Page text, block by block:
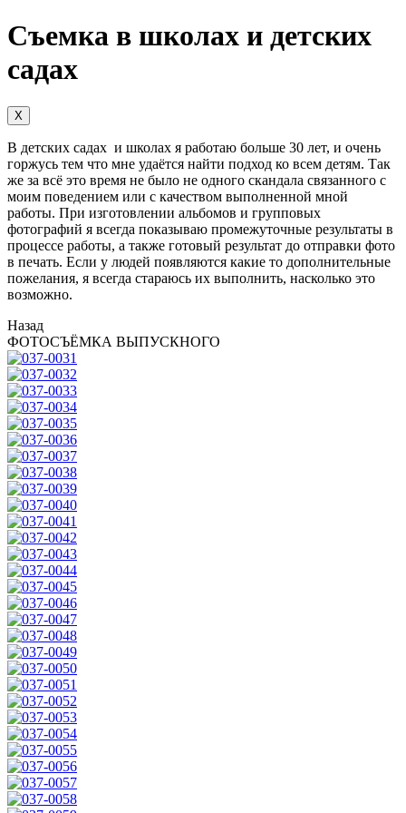
Съемка в школах и детских
садах
X
В детских садах и школах я работаю больше 30 лет, и очень
горжусь тем что мне удаётся найти подход ко всем детям. Так
же за всё это время не было не одного скандала связанного с
моим поведением или с качеством выполненной мной
работы. При изготовлении альбомов и групповых
фотографий я всегда показываю промежуточные результаты в
процессе работы, а также готовый результат до отправки фото
в печать. Если у людей появляются какие то дополнительные
пожелания, я всегда стараюсь их выполнить, насколько это
возможно.
Назад
ФОТОСЪЁМКА ВЫПУСКНОГО